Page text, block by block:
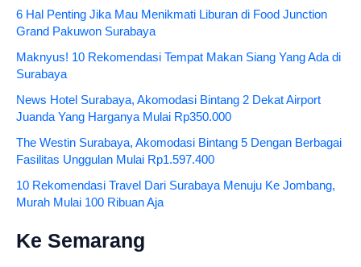
6 Hal Penting Jika Mau Menikmati Liburan di Food Junction
Grand Pakuwon Surabaya
Maknyus! 10 Rekomendasi Tempat Makan Siang Yang Ada di
Surabaya
News Hotel Surabaya, Akomodasi Bintang 2 Dekat Airport
Juanda Yang Harganya Mulai Rp350.000
The Westin Surabaya, Akomodasi Bintang 5 Dengan Berbagai
Fasilitas Unggulan Mulai Rp1.597.400
10 Rekomendasi Travel Dari Surabaya Menuju Ke Jombang,
Murah Mulai 100 Ribuan Aja
Ke Semarang